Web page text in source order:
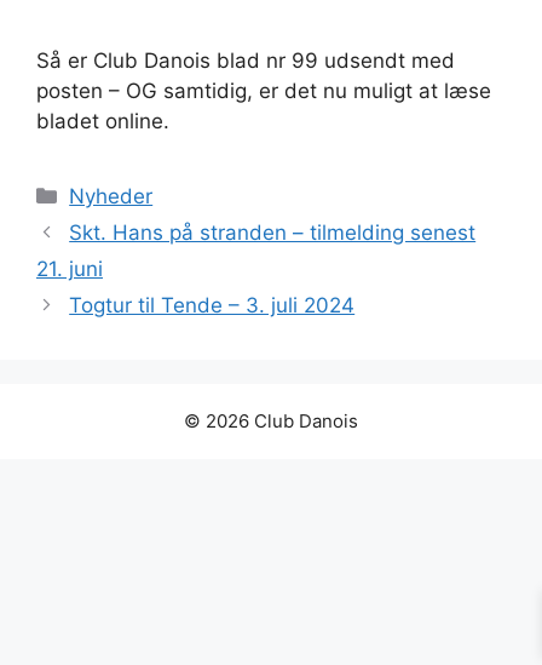
Så er Club Danois blad nr 99 udsendt med
posten – OG samtidig, er det nu muligt at læse
bladet online.
Kategorier
Nyheder
Skt. Hans på stranden – tilmelding senest
21. juni
Togtur til Tende – 3. juli 2024
© 2026 Club Danois